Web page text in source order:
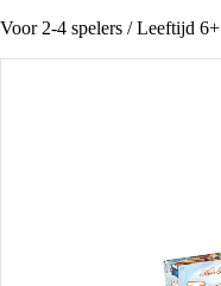
Voor 2-4 spelers / Leeftijd